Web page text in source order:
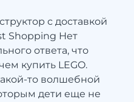
с доставкой
Shopping Нет
ответа, что
купить LEGO.
то волшебной
дети еще не